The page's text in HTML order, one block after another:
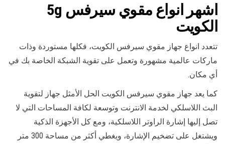
اشهر
انواع مقوي سيرفس 5g
الكويت
تتعدد انواع جهاز مقوي سيرفس الكويت، فكلها مستوردة وذات
ماركات عالمية مشهورة وتعمل على تقوية الشبكة الخاصة بك في
أي مكان.
كما يعد جهاز مقوي سيرفس الكويت الحل الأمثل جهاز لتقوية
البث اللاسلكي لخدمة الانترنت وتوسعة لكافة المساحات التي لا
تصل إليها إشارة الراوتر اللاسلكية، ومع كل الأجهزة الذكية
ويشتغل على تضخيم الإشارة، ويغطي أكثر من مساحة 300 متر